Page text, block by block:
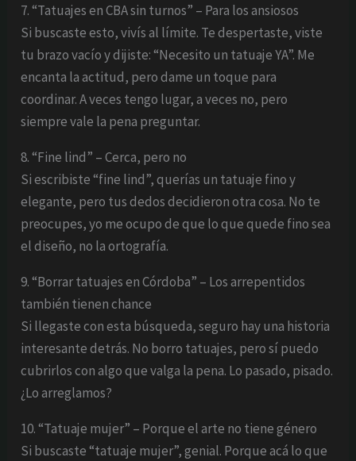
7. “Tatuajes en CBA sin turnos” – Para los ansiosos
Si buscaste esto, vivís al límite. Te despertaste, viste
tu brazo vacío y dijiste: “Necesito un tatuaje YA”. Me
encanta la actitud, pero dame un toque para
coordinar. A veces tengo lugar, a veces no, pero
siempre vale la pena preguntar.
8. “Fine lind” – Cerca, pero no
Si escribiste “fine lind”, querías un tatuaje fino y
elegante, pero tus dedos decidieron otra cosa. No te
preocupes, yo me ocupo de que lo que quede fino sea
el diseño, no la ortografía.
9. “Borrar tatuajes en Córdoba” – Los arrepentidos
también tienen chance
Si llegaste con esta búsqueda, seguro hay una historia
interesante detrás. No borro tatuajes, pero sí puedo
cubrirlos con algo que valga la pena. Lo pasado, pisado.
¿Lo arreglamos?
10. “Tatuaje mujer” – Porque el arte no tiene género
Si buscaste “tatuaje mujer”, genial. Porque acá lo que